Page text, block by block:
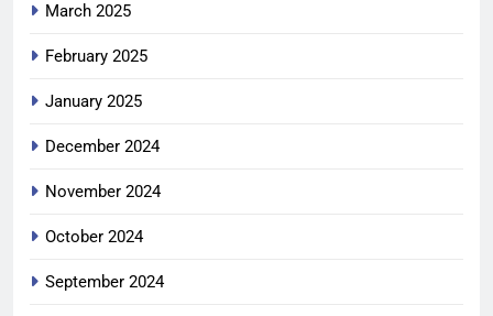
March 2025
February 2025
January 2025
December 2024
November 2024
October 2024
September 2024